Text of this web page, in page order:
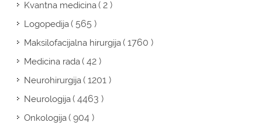
Kvantna medicina( 2 )
Logopedija( 565 )
Maksilofacijalna hirurgija( 1760 )
Medicina rada( 42 )
Neurohirurgija( 1201 )
Neurologija( 4463 )
Onkologija( 904 )